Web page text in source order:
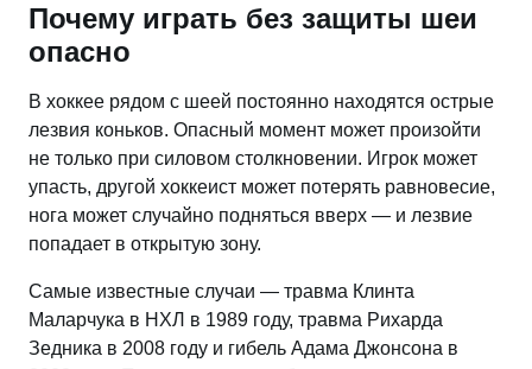
Почему играть без защиты шеи
опасно
В хоккее рядом с шеей постоянно находятся острые
лезвия коньков. Опасный момент может произойти
не только при силовом столкновении. Игрок может
упасть, другой хоккеист может потерять равновесие,
нога может случайно подняться вверх — и лезвие
попадает в открытую зону.
Самые известные случаи — травма Клинта
Маларчука в НХЛ в 1989 году, травма Рихарда
Зедника в 2008 году и гибель Адама Джонсона в